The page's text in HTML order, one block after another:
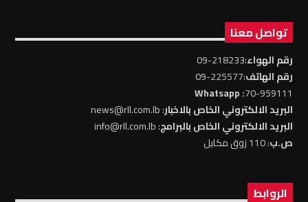
تواصل معنا
رقم الهواء:218233-09
رقم الهاتف:225577-09
70-959111
: Whatsapp
البريد الالكتروني الخاص بالاخبار: news@rll.com.lb
البريد الالكتروني الخاص بالبرامج: info@rll.com.lb
ص.ب: 110 زوق مكايل
الروابط